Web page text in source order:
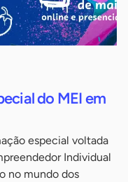
do MEI em
especial voltada
Individual
no mundo dos